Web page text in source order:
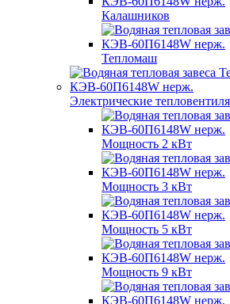
Калашников
Тепломаш
Электрические
Мощность 2 кВт
Мощность 3 кВт
Мощность 5 кВт
Мощность 9 кВт